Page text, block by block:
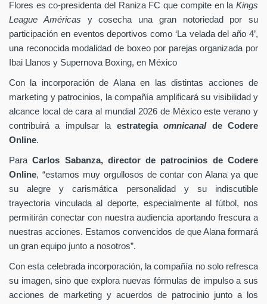
Flores es co-presidenta del Raniza FC que compite en la Kings
League Américas y cosecha una gran notoriedad por su
participación en eventos deportivos como ‘La velada del año 4’,
una reconocida modalidad de boxeo por parejas organizada por
Ibai Llanos y Supernova Boxing, en México
Con la incorporación de Alana en las distintas acciones de
marketing y patrocinios, la compañía amplificará su visibilidad y
alcance local de cara al mundial 2026 de México este verano y
contribuirá a impulsar la estrategiaomnicanal de Codere
Online.
ParaCarlos Sabanza, director de patrocinios de Codere
Online, “estamos muy orgullosos de contar con Alana ya que
su alegre y carismática personalidad y su indiscutible
trayectoria vinculada al deporte, especialmente al fútbol, nos
permitirán conectar con nuestra audiencia aportando frescura a
nuestras acciones. Estamos convencidos de que Alana formará
un gran equipo junto a nosotros”.
Con esta celebrada incorporación, la compañía no solo refresca
su imagen, sino que explora nuevas fórmulas de impulso a sus
acciones de marketing y acuerdos de patrocinio junto a los